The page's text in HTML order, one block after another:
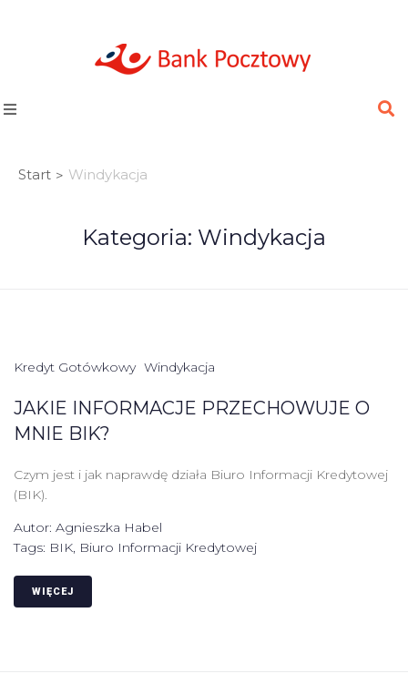
Start > Windykacja
Kategoria: Windykacja
Kredyt Gotówkowy Windykacja
JAKIE INFORMACJE PRZECHOWUJE O
MNIE BIK?
Czym jest i jak naprawdę działa Biuro Informacji Kredytowej
(BIK).
Autor: Agnieszka Habel
Tags: BIK, Biuro Informacji Kredytowej
WIĘCEJ